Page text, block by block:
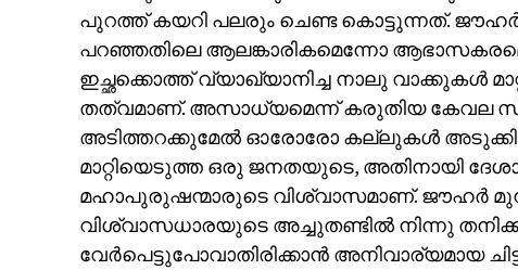
പുറത്ത് കയറി പലരും ചെണ്ട കൊട്ടുന്നത്.
പറഞ്ഞതിലെ ആലങ്കാരികമെന്നോ
ഇച്ഛക്കൊത്ത് വ്യാഖ്യാനിച്ച നാലു വാക്കുകള്‍
തത്വമാണ്. അസാധ്യമെന്ന് കരുതിയ കേവല
അടിത്തറക്കുമേല്‍ ഓരോരോ കല്ലുകള്‍
മാറ്റിയെടുത്ത ഒരു ജനതയുടെ, അതിനായി
മഹാപുരുഷന്മാരുടെ വിശ്വാസമാണ്. ജൗഹര്‍
വിശ്വാസധാരയുടെ അച്ചുതണ്ടില്‍ നിന്നു തനിക്കു
വേര്‍പെട്ടുപോവാതിരിക്കാന്‍ അനിവാര്യമായ